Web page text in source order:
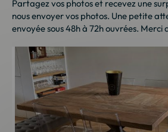
Partagez vos photos et recevez une
nous envoyer vos photos. Une petite
envoyée sous 48h à 72h ouvrées.